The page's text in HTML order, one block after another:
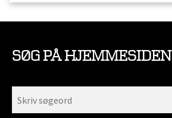
SØG PÅ HJEMMESIDEN